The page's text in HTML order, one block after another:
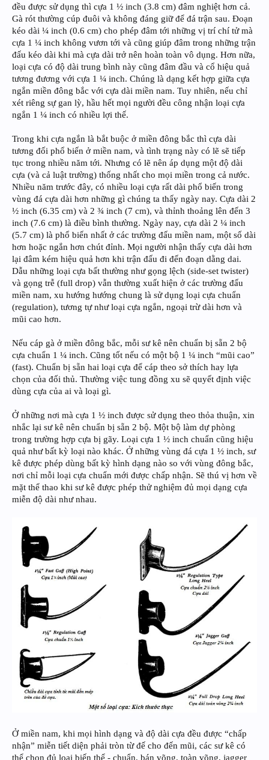
đều được sử dụng thì cựa 1 ½ inch (3.8 cm) đâm nghiệt hơn cả.
Gà rót thường cúp đuôi và không đáng giữ để đá trận sau. Đoạn
kéo dài ¼ inch (0.6 cm) cho phép đâm tới những vị trí chí tử mà
cựa 1 ¼ inch không vươn tới và cũng giúp đâm trong những trận
đấu kéo dài khi mà cựa dài trở nên hoàn toàn vô dụng. Hơn nữa,
loại cựa có độ dài trung bình này cũng đâm đầu và cổ hiệu quả
tương đương với cựa 1 ¼ inch. Chúng là dạng kết hợp giữa cựa
ngắn miền đông bắc với cựa dài miền nam. Tuy nhiên, nếu chỉ
xét riêng sự gan lỳ, hầu hết mọi người đều công nhận loại cựa
ngắn 1 ¼ inch có nhiều lợi thế.
Trong khi cựa ngắn là bắt buộc ở miền đông bắc thì cựa dài
tương đối phổ biến ở miền nam, và tình trạng này có lẽ sẽ tiếp
tục trong nhiều năm tới. Nhưng có lẽ nên áp dụng một độ dài
cựa (và cả luật trường) thống nhất cho mọi miền trong cả nước.
Nhiều năm trước đây, có nhiều loại cựa rất dài phổ biến trong
vùng đá cựa dài hơn những gì chúng ta thấy ngày nay. Cựa dài 2
½ inch (6.35 cm) và 2 ¾ inch (7 cm), và thỉnh thoảng lên đến 3
inch (7.6 cm) là điều bình thường. Ngày nay, cựa dài 2 ¼ inch
(5.7 cm) là phổ biến nhất ở các trường đấu miền nam, một số dài
hơn hoặc ngắn hơn chút đỉnh. Mọi người nhận thấy cựa dài hơn
lại đâm kém hiệu quả hơn khi trận đấu đi đến đoạn dằng dai.
Dẫu những loại cựa bất thường như gọng lệch (side-set twister)
và gọng trễ (full drop) vẫn thường xuất hiện ở các trường đấu
miền nam, xu hướng hướng chung là sử dụng loại cựa chuẩn
(regulation), tương tự như loại cựa ngắn, ngoại trừ dài hơn và
mũi cao hơn.
Nếu cáp gà ở miền đông bắc, mỗi sư kê nên chuẩn bị sẵn 2 bộ
cựa chuẩn 1 ¼ inch. Cũng tốt nếu có một bộ 1 ¼ inch “mũi cao”
(fast). Chuẩn bị sẵn hai loại cựa để cáp theo sở thích hay lựa
chọn của đối thủ. Thường việc tung đồng xu sẽ quyết định việc
dùng cựa của ai và loại gì.
Ở những nơi mà cựa 1 ½ inch được sử dụng theo thỏa thuận, xin
nhắc lại sư kê nên chuẩn bị sẵn 2 bộ. Một bộ làm dự phòng
trong trường hợp cựa bị gãy. Loại cựa 1 ½ inch chuẩn cũng hiệu
quả như bất kỳ loại nào khác. Ở những vùng đá cựa 1 ½ inch, sư
kê được phép dùng bất kỳ hình dạng nào so với vùng đông bắc,
nơi chỉ mỗi loại cựa chuẩn mới được chấp nhận. Sẽ thú vị hơn về
mặt thể thao khi sư kê được phép thử nghiệm đủ mọi dạng cựa
miễn độ dài như nhau.
Ở miền nam, khi mọi hình dạng và độ dài cựa đều được “chấp
nhận” miễn tiết diện phải tròn từ đế cho đến mũi, các sư kê có
thể chọn đủ loại biến thể - chuẩn, bán võng, toàn võng, jagger